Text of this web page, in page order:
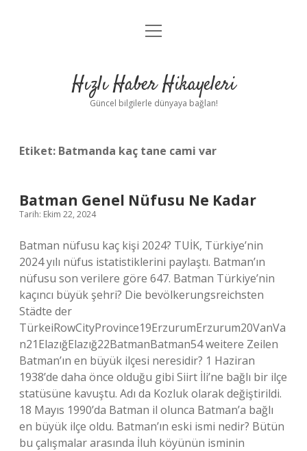
Anasayfa
Yasal Uyarı
menüyü
Hızlı Haber Hikayeleri
Güncel bilgilerle dünyaya bağlan!
Etiket: Batmanda kaç tane cami var
Batman Genel Nüfusu Ne Kadar
Tarih: Ekim 22, 2024
Batman nüfusu kaç kişi 2024? TUİK, Türkiye’nin
2024 yılı nüfus istatistiklerini paylaştı. Batman’ın
nüfusu son verilere göre 647. Batman Türkiye’nin
kaçıncı büyük şehri? Die bevölkerungsreichsten
Städte der
TürkeiRowCityProvince19ErzurumErzurum20VanVa
n21ElazığElazığ22BatmanBatman54 weitere Zeilen
Batman’ın en büyük ilçesi neresidir? 1 Haziran
1938’de daha önce olduğu gibi Siirt İli’ne bağlı bir ilçe
statüsüne kavuştu. Adı da Kozluk olarak değiştirildi.
18 Mayıs 1990’da Batman il olunca Batman’a bağlı
en büyük ilçe oldu. Batman’ın eski ismi nedir? Bütün
bu çalışmalar arasında İluh köyünün isminin